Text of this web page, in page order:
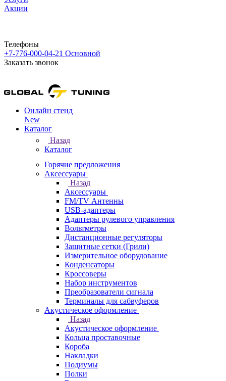
Акции
Телефоны
+7-776-000-04-21 Основной
Заказать звонок
Онлайн стенд
New
Каталог
Назад
Каталог
Горячие предложения
Аксессуары
Назад
Аксессуары
FM/TV Антенны
USB-адаптеры
Адаптеры рулевого управления
Вольтметры
Дистанционные регуляторы
Защитные сетки (Грили)
Измерительное оборудование
Конденсаторы
Кроссоверы
Набор инструментов
Преобразователи сигнала
Терминалы для сабвуферов
Акустическое оформление
Назад
Акустическое оформление
Кольца проставочные
Короба
Накладки
Подиумы
Полки